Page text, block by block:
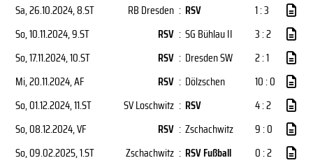
Sa, 26.10.2024, 8.ST RB Dresden : RSV
1 : 3
So, 10.11.2024, 9.ST RSV : SG Bühlau II
3 : 2
So, 17.11.2024, 10.ST RSV : Dresden SW
2 : 1
Mi, 20.11.2024, AF RSV : Dölzschen
10 : 0
So, 01.12.2024, 11.ST SV Loschwitz : RSV
4 : 2
So, 08.12.2024, VF RSV : Zschachwitz
9 : 0
So, 09.02.2025, 1.ST Zschachwitz : RSV Fußball
0 : 2